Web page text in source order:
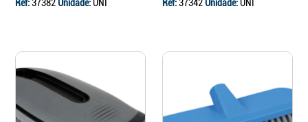
Ref:37382Unidade:UNI Ref:37342Unidade:UNI